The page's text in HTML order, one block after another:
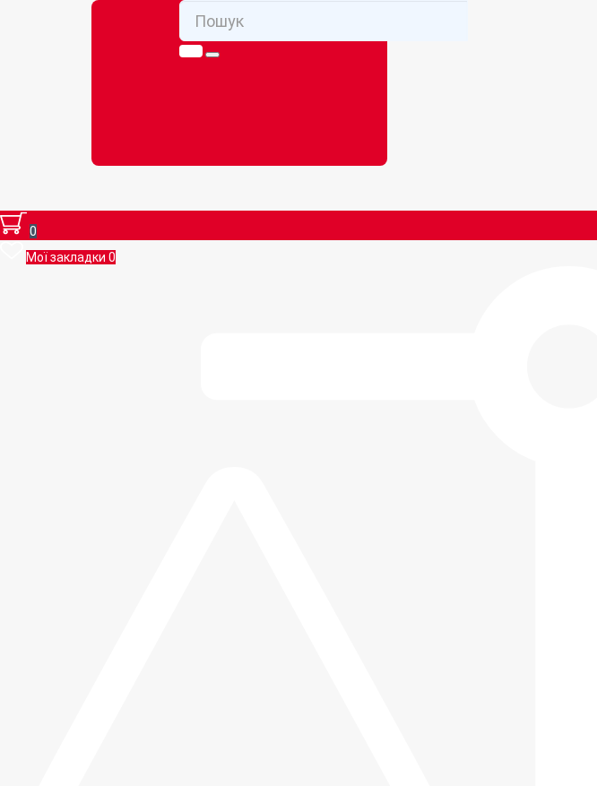
0
Мої закладки 0